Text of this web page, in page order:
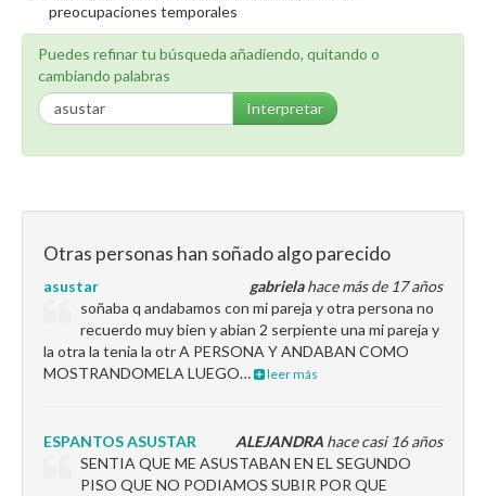
preocupaciones temporales
Puedes refinar tu búsqueda añadiendo, quitando o
cambiando palabras
Interpretar
Otras personas han soñado algo parecido
gabrielahace más de 17 años
asustar
soñaba q andabamos con mi pareja y otra persona no
recuerdo muy bien y abian 2 serpiente una mi pareja y
la otra la tenia la otr A PERSONA Y ANDABAN COMO
MOSTRANDOMELA LUEGO…
leer más
ALEJANDRA hace casi 16 años
ESPANTOS ASUSTAR
SENTIA QUE ME ASUSTABAN EN EL SEGUNDO
PISO QUE NO PODIAMOS SUBIR POR QUE